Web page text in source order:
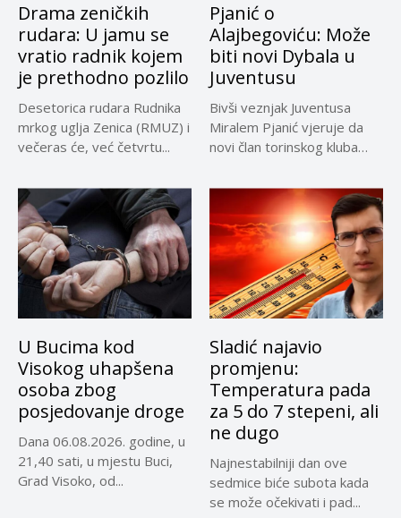
Drama zeničkih
rudara: U jamu se
vratio radnik kojem
je prethodno pozlilo
Desetorica rudara Rudnika
mrkog uglja Zenica (RMUZ) i
večeras će, već četvrtu...
Pjanić o
Alajbegoviću: Može
biti novi Dybala u
Juventusu
Bivši veznjak Juventusa
Miralem Pjanić vjeruje da
novi član torinskog kluba
U Bucima kod
Visokog uhapšena
osoba zbog
posjedovanje droge
Dana 06.08.2026. godine, u
21,40 sati, u mjestu Buci,
Grad Visoko, od...
Sladić najavio
promjenu:
Temperatura pada
za 5 do 7 stepeni, ali
ne dugo
Najnestabilniji dan ove
sedmice biće subota kada
se može očekivati i pad...